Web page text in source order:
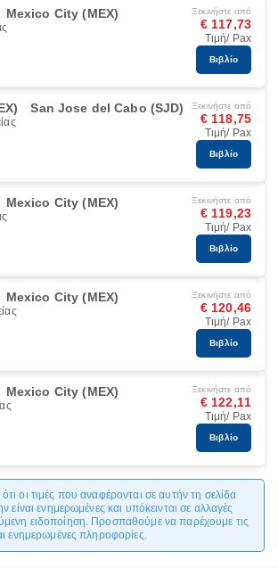
Mexico City (MEX) Ξεκινήστε από
€ 117,73
Τιμή/ Pax
Βιβλίο
San Jose del Cabo (SJD) Ξεκινήστε από
€ 118,75
Τιμή/ Pax
Βιβλίο
Mexico City (MEX) Ξεκινήστε από
€ 119,23
Τιμή/ Pax
Βιβλίο
Mexico City (MEX) Ξεκινήστε από
€ 120,46
Τιμή/ Pax
Βιβλίο
Mexico City (MEX) Ξεκινήστε από
€ 122,11
Τιμή/ Pax
Βιβλίο
οι τιμές που αναφέρονται σε αυτήν τη σελίδα
είναι ενημερωμένες και υπόκεινται σε αλλαγές
ειδοποίηση. Προσπαθούμε να παρέχουμε τις
ενημερωμένες πληροφορίες.